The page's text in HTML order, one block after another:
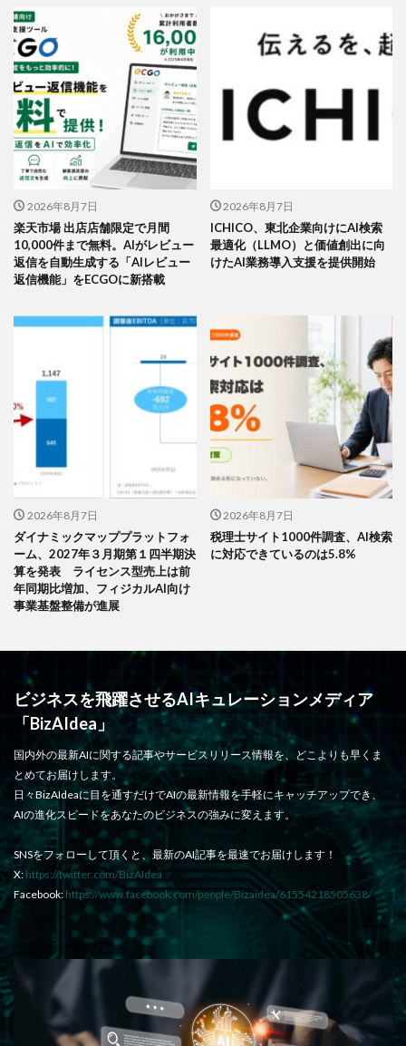
2026年8月7日
楽天市場 出店店舗限定で月間
10,000件まで無料。AIがレビュー
返信を自動生成する「AIレビュー
返信機能」をECGOに新搭載
2026年8月7日
ICHICO、東北企業向けにAI検索
最適化（LLMO）と価値創出に向
けたAI業務導入支援を提供開始
2026年8月7日
ダイナミックマッププラットフォ
ーム、2027年３月期第１四半期決
算を発表 ライセンス型売上は前
年同期比増加、フィジカルAI向け
事業基盤整備が進展
2026年8月7日
税理士サイト1000件調査、AI検索
に対応できているのは5.8%
ビジネスを飛躍させるAIキュレーションメディア
「BizAIdea」
国内外の最新AIに関する記事やサービスリリース情報を、どこよりも早くま
とめてお届けします。
日々BizAIdeaに目を通すだけでAIの最新情報を手軽にキャッチアップでき、
AIの進化スピードをあなたのビジネスの強みに変えます。
SNSをフォローして頂くと、最新のAI記事を最速でお届けします！
X: https://twitter.com/BizAIdea
Facebook: https://www.facebook.com/people/Bizaidea/61554218505638/